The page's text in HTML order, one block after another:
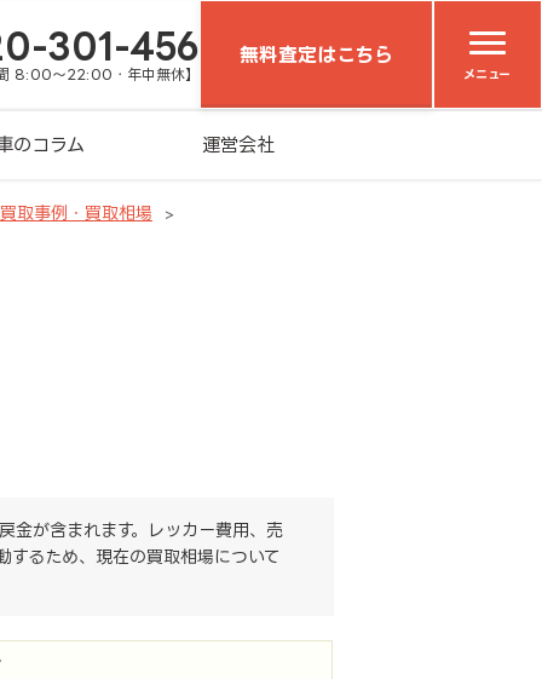
301-456
8:00～22:00・年中無休】
無料査定はこちら
メニュー
のコラム 運営会社
取事例・買取相場
金が含まれます。レッカー費用、売
するため、現在の買取相場について